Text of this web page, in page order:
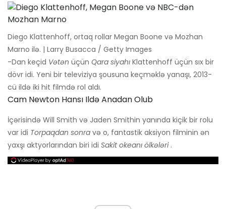
Diego Klattenhoff, ortaq rollar Megan Boone və Mozhan
Marno ilə. | Larry Busacca / Getty Images
-Dan keçid Vətən üçün Qara siyahı Klattenhoff üçün sıx bir
dövr idi. Yeni bir televiziya şousuna keçməklə yanaşı, 2013-
cü ildə iki hit filmdə rol aldı.
Cam Newton Hansı Ildə Anadan Olub
İçərisində Will Smith və Jaden Smithin yanında kiçik bir rolu
var idi Torpaqdan sonra və o, fantastik aksiyon filminin ən
yaxşı aktyorlarından biri idi Sakit okeanı ölkələri.